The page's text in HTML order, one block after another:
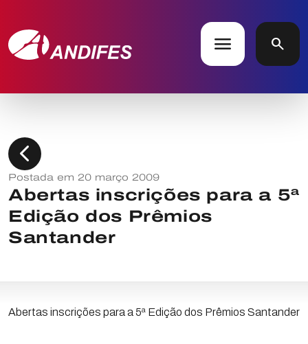
menu search
chevron_left
Postada em 20 março 2009
Abertas inscrições para a 5ª
Edição dos Prêmios
Santander
Abertas inscrições para a 5ª Edição dos Prêmios Santander